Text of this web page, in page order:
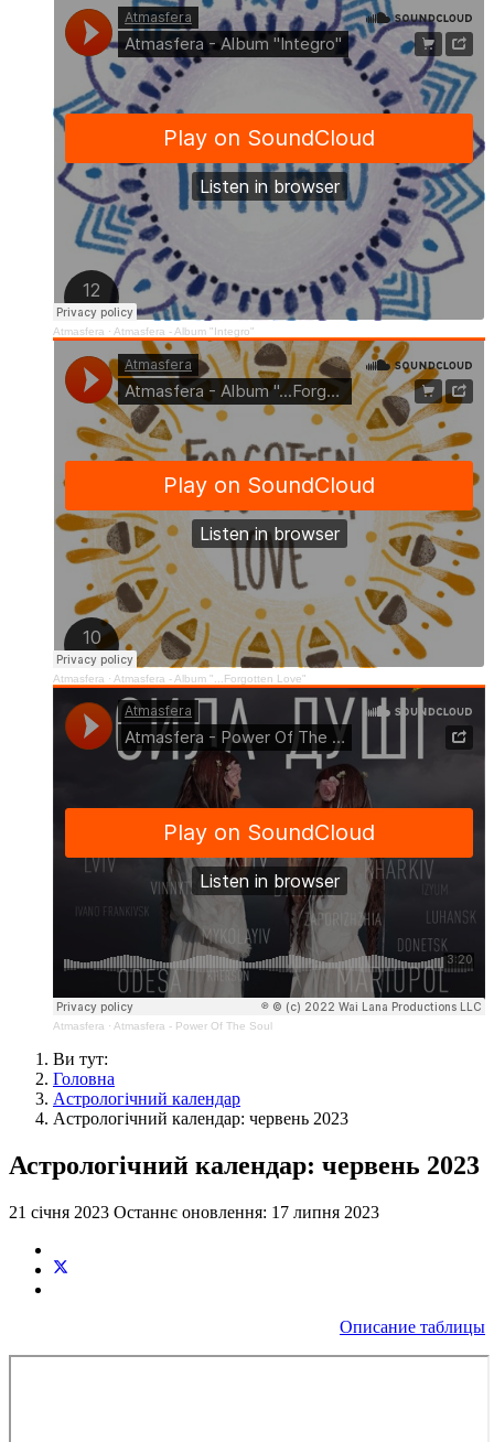
Atmasfera · Atmasfera - Album "Integro"
Atmasfera · Atmasfera - Album "...Forgotten Love"
Atmasfera · Atmasfera - Power Of The Soul
Ви тут:
Головна
Астрологічний календар
Астрологічний календар: червень 2023
Астрологічний календар: червень 2023
21 січня 2023 Останнє оновлення: 17 липня 2023
Описание таблицы